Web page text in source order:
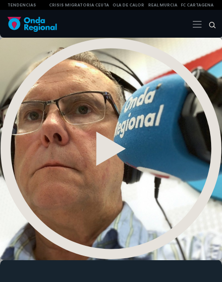
TENDENCIAS CRISIS MIGRATORIA CEUTA OLA DE CALOR REAL MURCIA FC CARTAGENA